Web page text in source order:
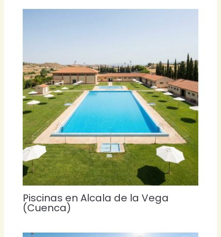
Piscinas en Alcala de la Vega
(Cuenca)